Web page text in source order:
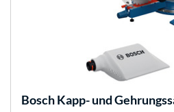
BoschKapp- und